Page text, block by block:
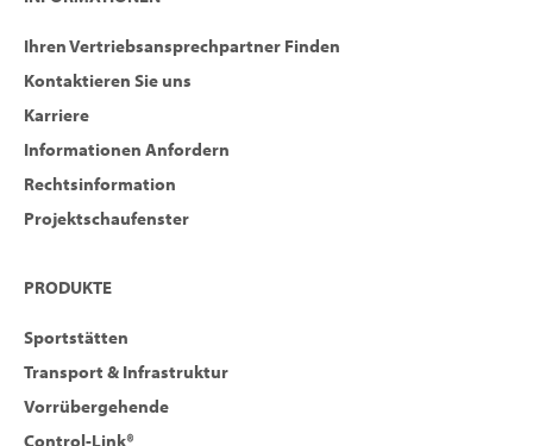
Ihren Vertriebsansprechpartner Finden
Kontaktieren Sie uns
Karriere
Informationen Anfordern
Rechtsinformation
Projektschaufenster
PRODUKTE
Sportstätten
Transport & Infrastruktur
Vorrübergehende
Control-Link®